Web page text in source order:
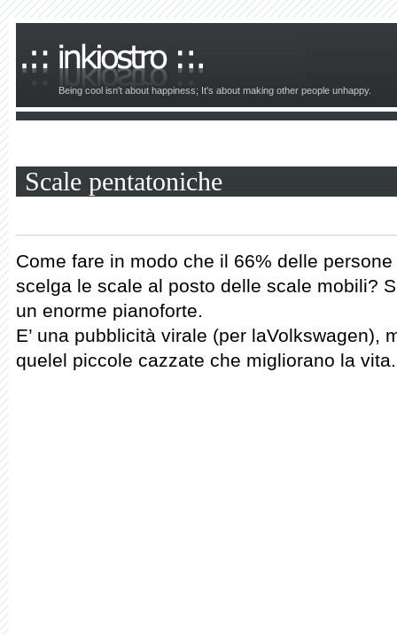
Being cool isn't about happiness; It's about making other people unhappy.
Scale pentatoniche
Come fare in modo che il 66% delle
scelga le scale al posto delle scale mobili?
un enorme pianoforte.
E’ una pubblicità virale (per laVolkswagen),
quelel piccole cazzate che migliorano la vita.